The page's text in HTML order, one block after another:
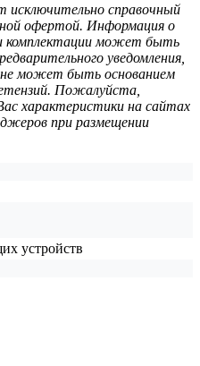
исключительно справочный
офертой. Информация о
комплектации может быть
уведомления,
может быть основанием
Пожалуйста,
характеристики на сайтах
при размещении
устройств